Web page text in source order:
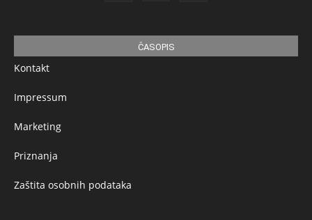
ČASOPIS
Kontakt
Impressum
Marketing
Priznanja
Zaštita osobnih podataka